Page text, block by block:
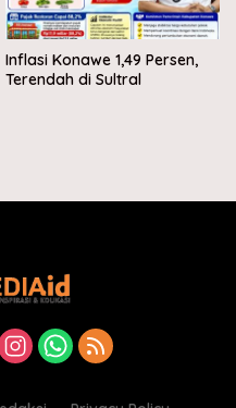
Inflasi Konawe 1,49 Persen,
Terendah di Sultral